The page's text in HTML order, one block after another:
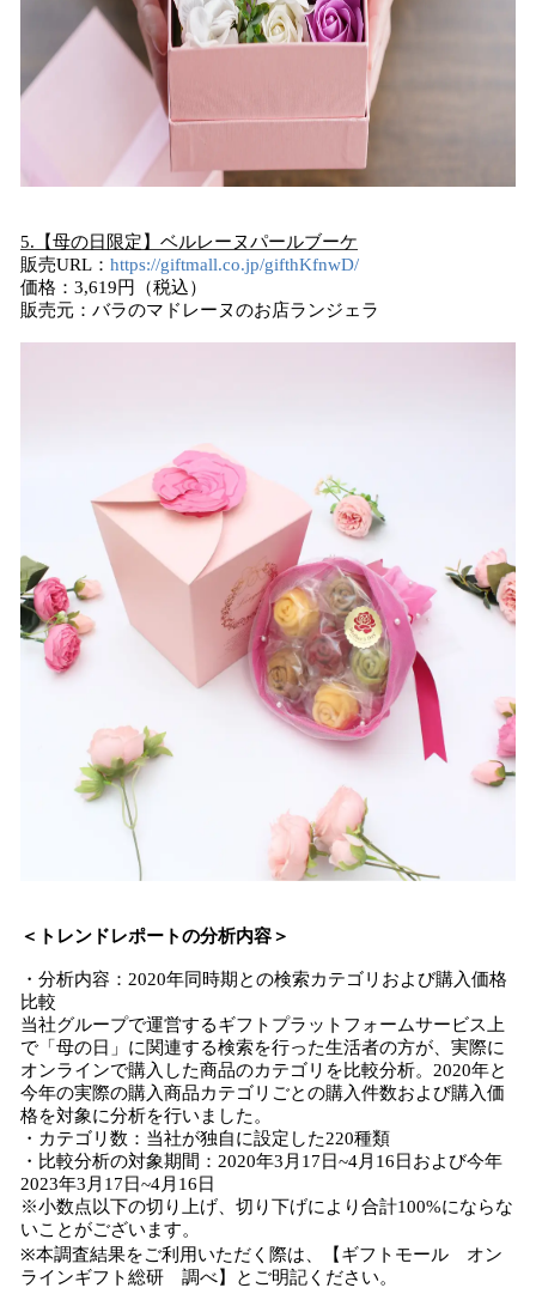
5.【母の日限定】ベルレーヌパールブーケ
販売URL： https://giftmall.co.jp/gifthKfnwD/
価格：3,619円（税込）
販売元：バラのマドレーヌのお店ランジェラ
＜トレンドレポートの分析内容＞
・分析内容：2020年同時期との検索カテゴリおよび購入価格
比較
当社グループで運営するギフトプラットフォームサービス上
で「母の日」に関連する検索を行った生活者の方が、実際に
オンラインで購入した商品のカテゴリを比較分析。2020年と
今年の実際の購入商品カテゴリごとの購入件数および購入価
格を対象に分析を行いました。
・カテゴリ数：当社が独自に設定した220種類
・比較分析の対象期間：2020年3月17日~4月16日および今年
2023年3月17日~4月16日
※小数点以下の切り上げ、切り下げにより合計100%にならな
いことがございます。
※本調査結果をご利用いただく際は、【ギフトモール オン
ラインギフト総研 調べ】とご明記ください。